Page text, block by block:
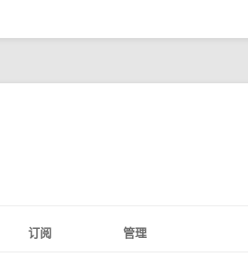
订阅 管理